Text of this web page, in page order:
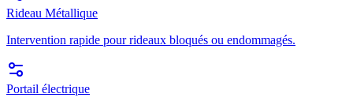
Rideau Métallique
Intervention rapide pour rideaux bloqués ou endommagés.
Portail électrique